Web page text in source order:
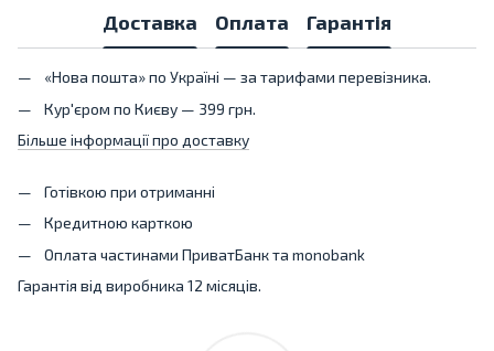
Доставка Оплата Гарантія
«Нова пошта» по Україні — за тарифами перевізника.
Кур'єром по Києву — 399 грн.
Більше інформації про доставку
Готівкою при отриманні
Кредитною карткою
Оплата частинами ПриватБанк та monobank
Гарантія від виробника 12 місяців.